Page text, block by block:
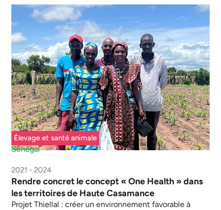
Élevage et santé animale
Sénégal
2021 - 2024
Rendre concret le concept « One Health » dans
les territoires de Haute Casamance
Projet Thiellal : créer un environnement favorable à